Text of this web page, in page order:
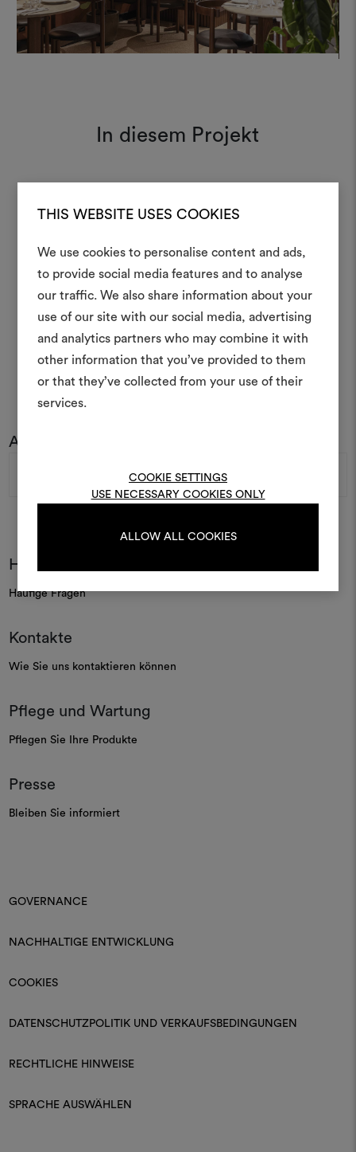
THIS WEBSITE USES COOKIES
We use cookies to personalise content and ads,
to provide social media features and to analyse
our traffic. We also share information about your
use of our site with our social media, advertising
and analytics partners who may combine it with
other information that you’ve provided to them
or that they’ve collected from your use of their
services.
COOKIE SETTINGS
USE NECESSARY COOKIES ONLY
ALLOW ALL COOKIES
In diesem Projekt
Tiger Mountain 002
Abonnieren Sie unseren Newsletter
Häufige Fragen
Häufige Fragen
Kontakte
Wie Sie uns kontaktieren können
Pflege und Wartung
Pflegen Sie Ihre Produkte
Presse
Bleiben Sie informiert
GOVERNANCE
NACHHALTIGE ENTWICKLUNG
COOKIES
DATENSCHUTZPOLITIK UND VERKAUFSBEDINGUNGEN
RECHTLICHE HINWEISE
SPRACHE AUSWÄHLEN
Ein
erstellen
Ein interaktives Tool, mit
Ideen zum Leben
anderen teilen können,